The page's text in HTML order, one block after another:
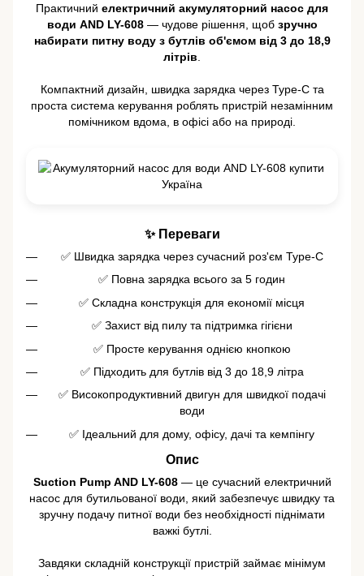
Практичний електричний акумуляторний насос для
води AND LY-608— чудове рішення, щоб зручно
набирати питну воду з бутлів об'ємом від 3 до 18,9
літрів
Компактний дизайн, швидка зарядка через Type-C та
проста система керування роблять пристрій незамінним
помічником вдома, в офісі або на природі.
✨ Переваги
✅ Швидка зарядка через сучасний роз'єм Type-C
✅ Повна зарядка всього за 5 годин
✅ Складна конструкція для економії місця
✅ Захист від пилу та підтримка гігієни
✅ Просте керування однією кнопкою
✅ Підходить для бутлів від 3 до 18,9 літра
✅ Високопродуктивний двигун для швидкої подачі
води
✅ Ідеальний для дому, офісу, дачі та кемпінгу
Опис
Suction Pump AND LY-608— це сучасний електричний
насос для бутильованої води, який забезпечує швидку та
зручну подачу питної води без необхідності піднімати
важкі бутлі.
Завдяки складній конструкції пристрій займає мінімум